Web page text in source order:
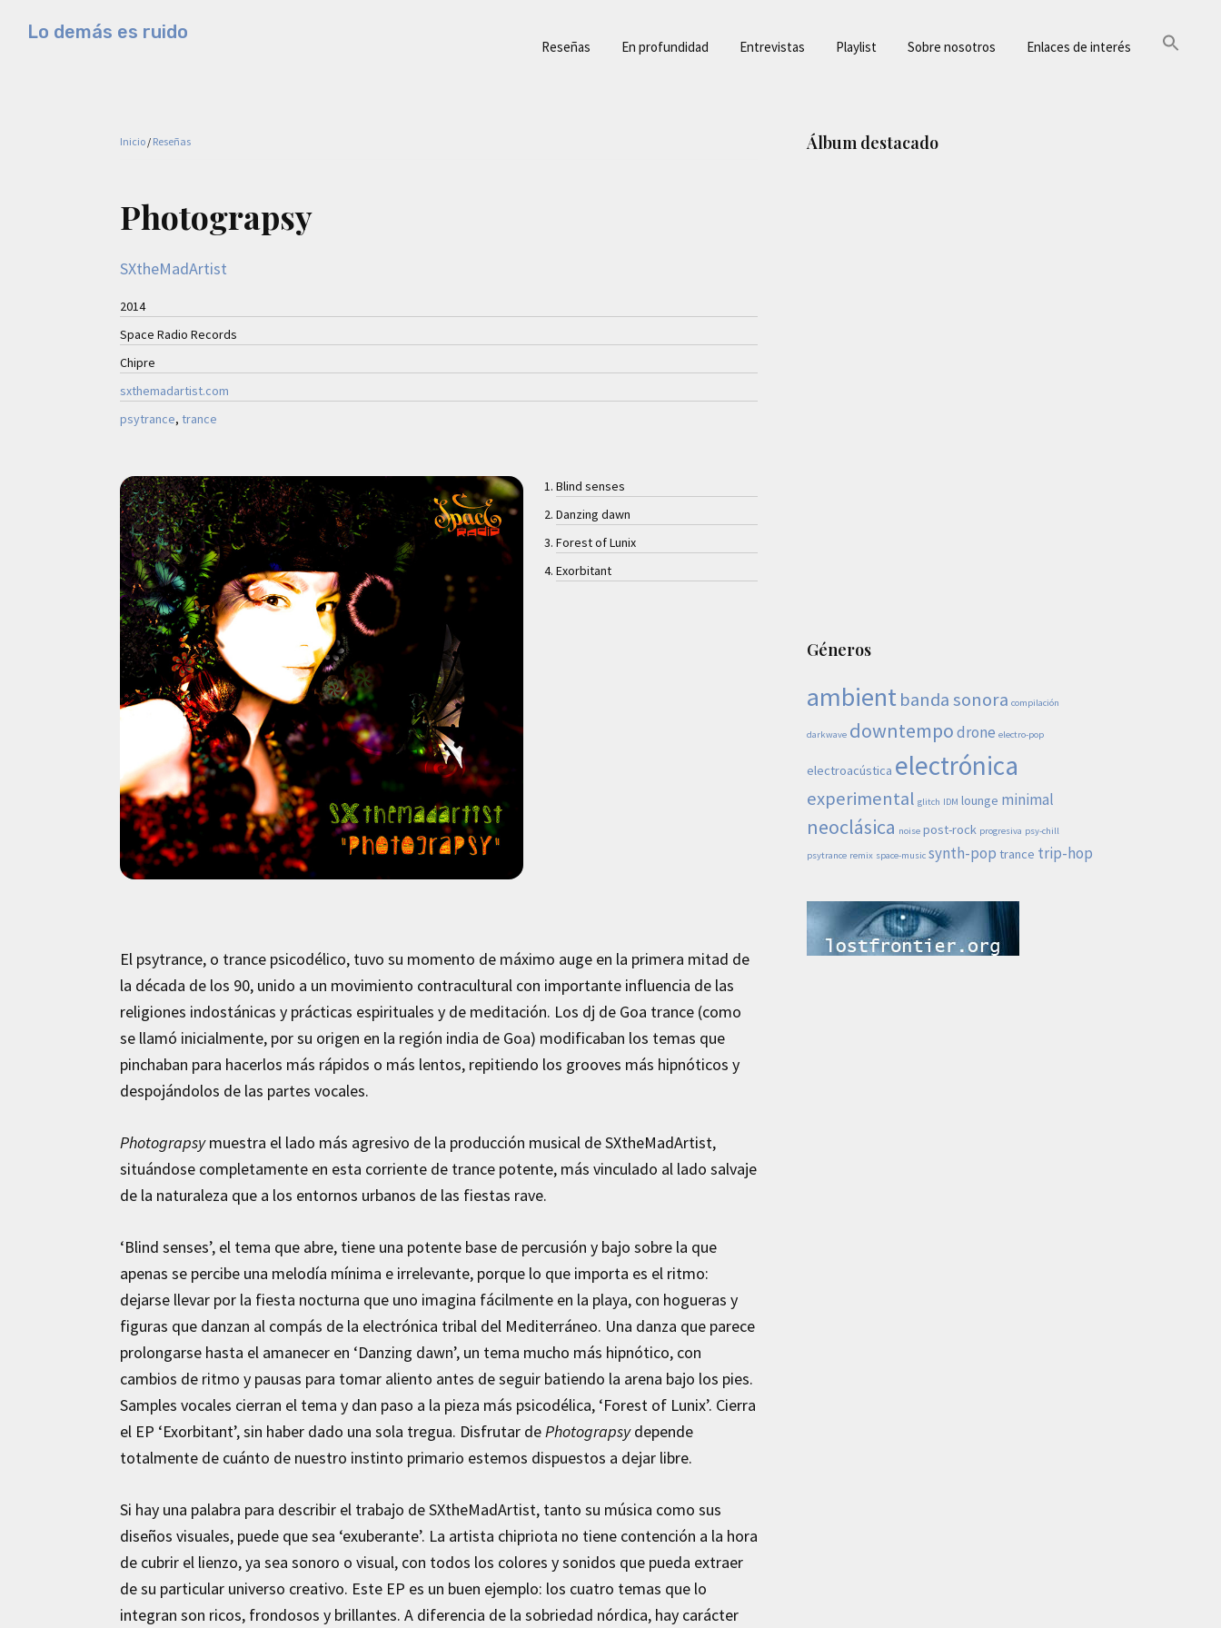
Lo demás es ruido
Reseñas En profundidad Entrevistas Playlist Sobre nosotros Enlaces de interés
Inicio / Reseñas
Photograpsy
SXtheMadArtist
2014
Space Radio Records
Chipre
sxthemadartist.com
psytrance, trance
Blind senses
Danzing dawn
Forest of Lunix
Exorbitant
El psytrance, o trance psicodélico, tuvo su momento de máximo auge en la primera mitad de
la década de los 90, unido a un movimiento contracultural con importante influencia de las
religiones indostánicas y prácticas espirituales y de meditación. Los dj de Goa trance (como
se llamó inicialmente, por su origen en la región india de Goa) modificaban los temas que
pinchaban para hacerlos más rápidos o más lentos, repitiendo los grooves más hipnóticos y
despojándolos de las partes vocales.
Photograpsymuestra el lado más agresivo de la producción musical de SXtheMadArtist,
situándose completamente en esta corriente de trance potente, más vinculado al lado salvaje
de la naturaleza que a los entornos urbanos de las fiestas rave.
‘Blind senses’, el tema que abre, tiene una potente base de percusión y bajo sobre la que
apenas se percibe una melodía mínima e irrelevante, porque lo que importa es el ritmo:
dejarse llevar por la fiesta nocturna que uno imagina fácilmente en la playa, con hogueras y
figuras que danzan al compás de la electrónica tribal del Mediterráneo. Una danza que parece
prolongarse hasta el amanecer en ‘Danzing dawn’, un tema mucho más hipnótico, con
cambios de ritmo y pausas para tomar aliento antes de seguir batiendo la arena bajo los pies.
Samples vocales cierran el tema y dan paso a la pieza más psicodélica, ‘Forest of Lunix’. Cierra
el EP ‘Exorbitant’, sin haber dado una sola tregua. Disfrutar dePhotograpsydepende
totalmente de cuánto de nuestro instinto primario estemos dispuestos a dejar libre.
Si hay una palabra para describir el trabajo de SXtheMadArtist, tanto su música como sus
diseños visuales, puede que sea ‘exuberante’. La artista chipriota no tiene contención a la hora
de cubrir el lienzo, ya sea sonoro o visual, con todos los colores y sonidos que pueda extraer
de su particular universo creativo. Este EP es un buen ejemplo: los cuatro temas que lo
integran son ricos, frondosos y brillantes. A diferencia de la sobriedad nórdica, hay carácter
Barra
Álbum destacado
Géneros
ambientbanda sonora compilación
darkwave downtempodrone electro-pop
electroacústica electrónica
experimental glitch IDM lounge minimal
neoclásica noise post-rock progresiva psy-chill
psytrance remix space-music synth-pop trance trip-hop